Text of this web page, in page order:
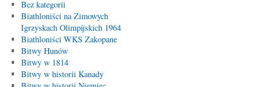
Bez kategorii
Biathloniści na Zimowych
Igrzyskach Olimpijskich 1964
Biathloniści WKS Zakopane
Bitwy Hunów
Bitwy w 1814
Bitwy w historii Kanady